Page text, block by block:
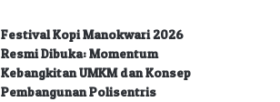
Festival Kopi Manokwari 2026
Resmi Dibuka: Momentum
Kebangkitan UMKM dan Konsep
Pembangunan Polisentris